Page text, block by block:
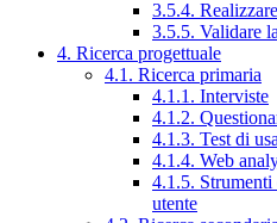
3.5.4.
3.5.5. Validare
4. Ricerca progettuale
4.1. Ricerca primaria
4.1.1. Interviste
4.1.2.
4.1.3. Test di
4.1.4. Web
4.1.5. Strumenti
utente